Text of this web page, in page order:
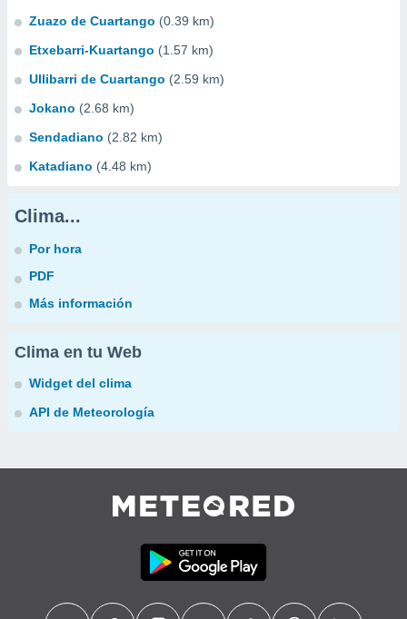
Zuazo de Cuartango (0.39 km)
Etxebarri-Kuartango (1.57 km)
Ullibarri de Cuartango (2.59 km)
Jokano (2.68 km)
Sendadiano (2.82 km)
Katadiano (4.48 km)
Clima...
Por hora
PDF
Más información
Clima en tu Web
Widget del clima
API de Meteorología